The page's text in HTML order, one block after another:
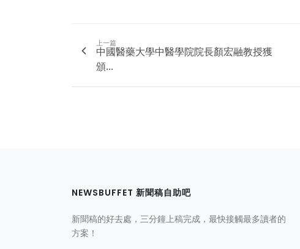
上一篇
中國醫藥大學中醫學院院長顏宏融教授獲
頒...
NEWSBUFFET 新聞稿自助吧
新聞稿的好去處，三分鐘上稿完成，最快接觸最多讀者的
方案！